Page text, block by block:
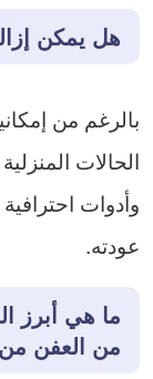
هل يمكن
بالرغم من
الحالات
وأدوات
عودته.
ما هي أبرز
من العفن